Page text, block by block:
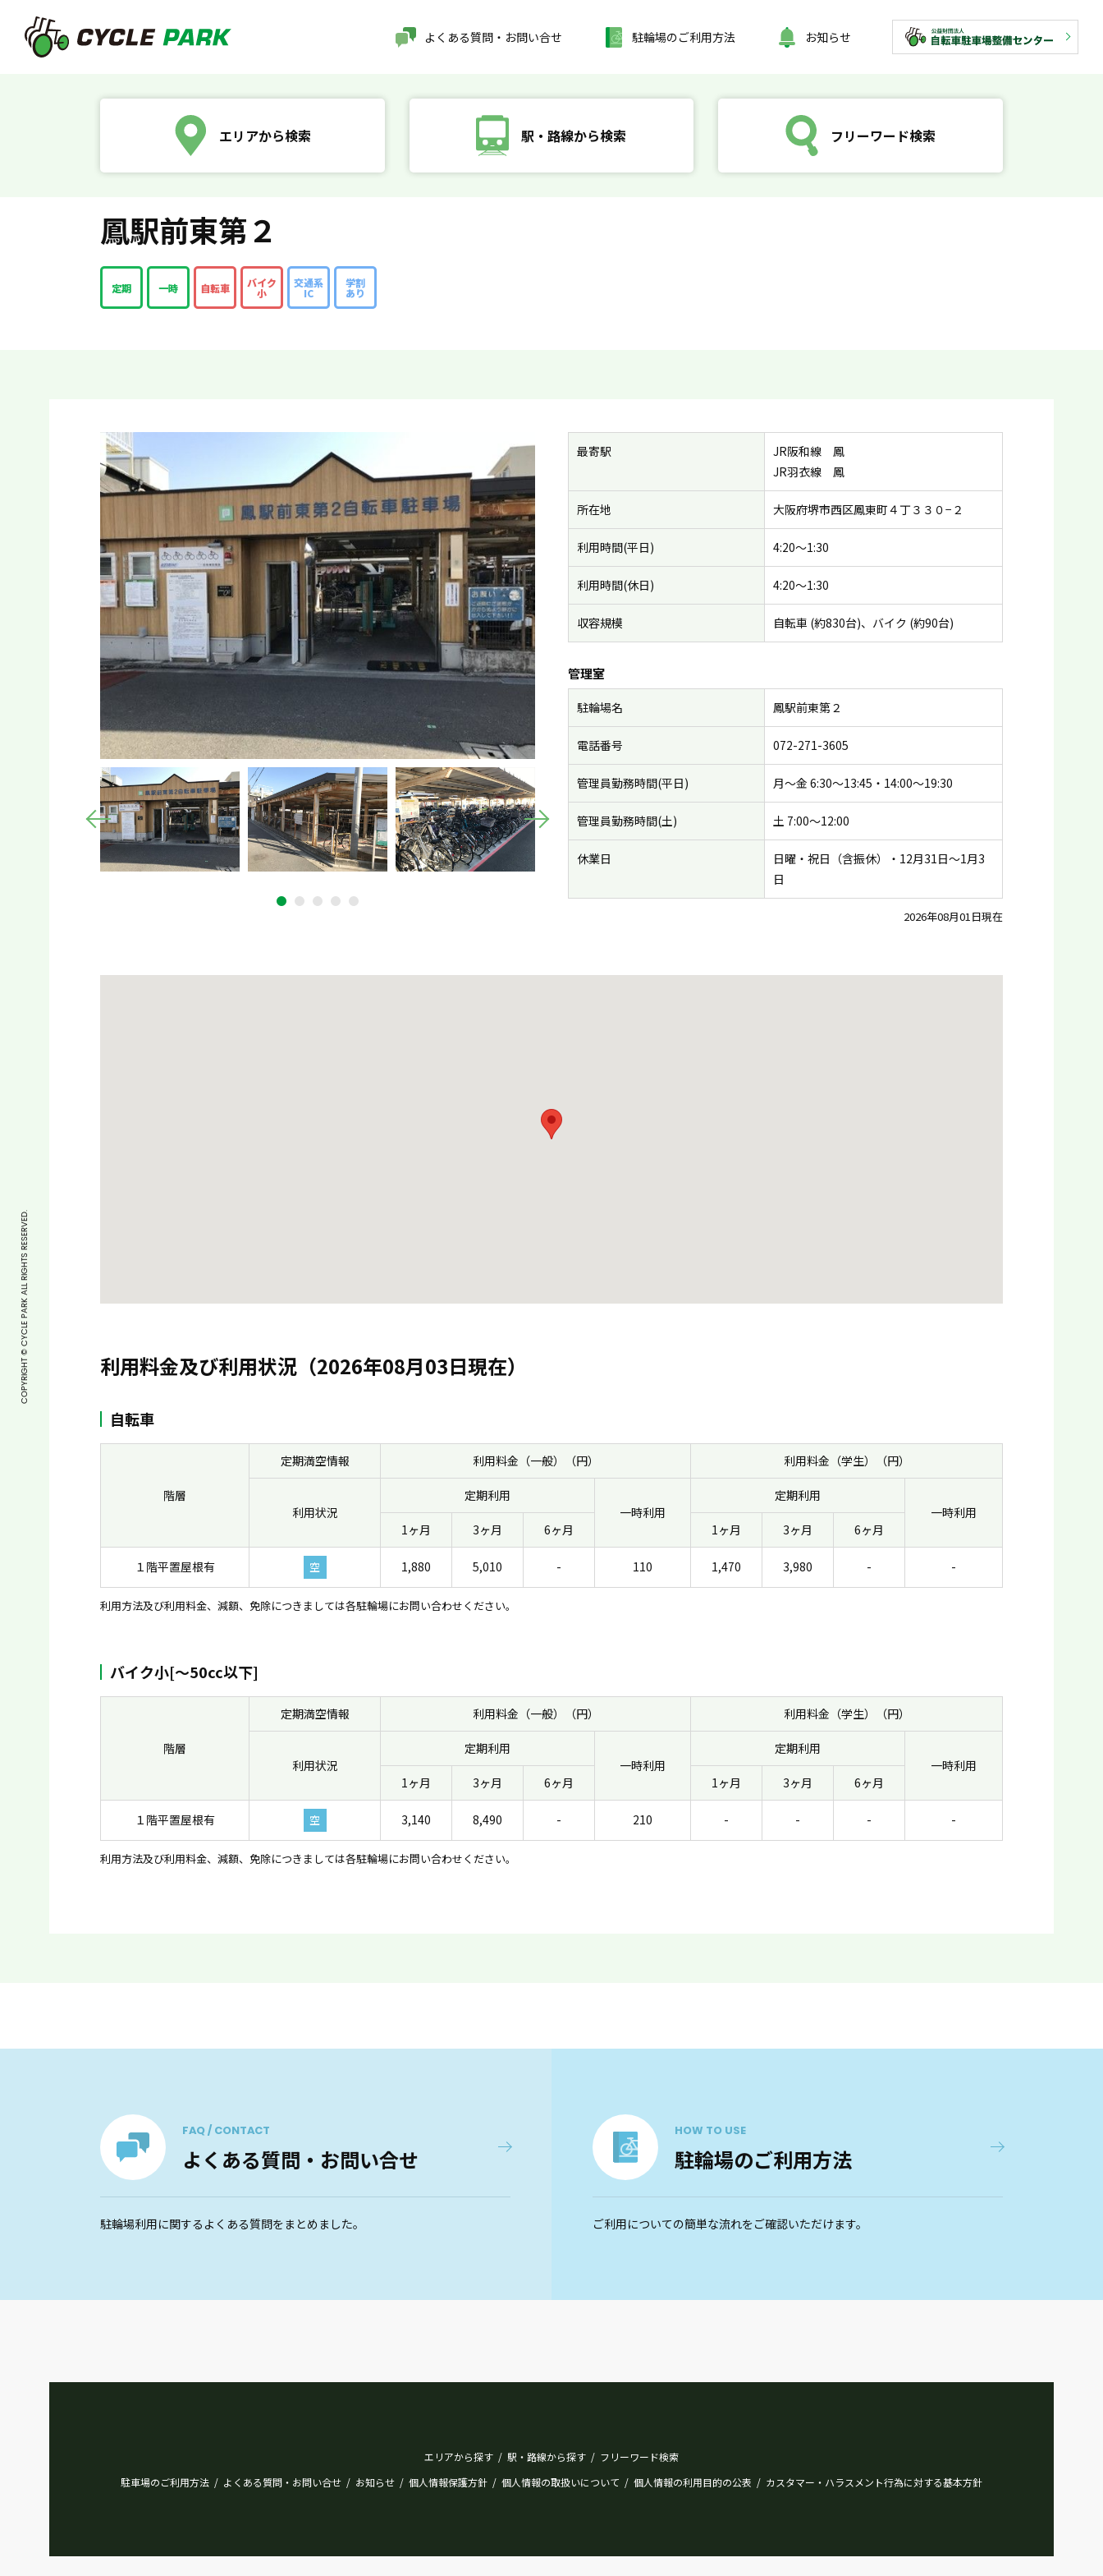
よくある質問・お問い合せ 駐輪場のご利用方法 お知らせ
エリアから検索 駅・路線から検索 フリーワード検索
鳳駅前東第２
定期 一時 自転車 バイク
小
交通系
IC
学割
あり
最寄駅
JR阪和線 鳳
JR羽衣線 鳳
所在地 大阪府堺市西区鳳東町４丁３３０−２
利用時間(平日) 4:20〜1:30
利用時間(休日) 4:20〜1:30
収容規模 自転車 (約830台)、バイク (約90台)
管理室
駐輪場名 鳳駅前東第２
電話番号 072-271-3605
管理員勤務時間(平日) 月〜金 6:30〜13:45・14:00〜19:30
管理員勤務時間(土) 土 7:00〜12:00
休業日
日曜・祝日（含振休）・12月31日〜1月3
日
2026年08月01日現在
利用料金及び利用状況（2026年08月03日現在）
自転車
階層
定期満空情報 利用料金（一般）（円） 利用料金（学生）（円）
利用状況
定期利用
一時利用
定期利用
一時利用
1ヶ月
3ヶ月 6ヶ月 1ヶ月 3ヶ月 6ヶ月
１階平置屋根有 空 1,880 5,010 - 110 1,470 3,980 - -
利用方法及び利用料金、減額、免除につきましては各駐輪場にお問い合わせください。
バイク小[〜50cc以下]
階層
定期満空情報 利用料金（一般）（円） 利用料金（学生）（円）
利用状況
定期利用
一時利用
定期利用
一時利用
1ヶ月
3ヶ月 6ヶ月 1ヶ月 3ヶ月 6ヶ月
１階平置屋根有 空 3,140 8,490 - 210 - - - -
利用方法及び利用料金、減額、免除につきましては各駐輪場にお問い合わせください。
FAQ / CONTACT
よくある質問・お問い合せ
駐輪場利用に関するよくある質問をまとめました。
HOW TO USE
駐輪場のご利用方法
ご利用についての簡単な流れをご確認いただけます。
エリアから探す / 駅・路線から探す / フリーワード検索
駐車場のご利用方法 / よくある質問・お問い合せ / お知らせ / 個人情報保護方針 / 個人情報の取扱いについて / 個人情報の利用目的の公表 / カスタマー・ハラスメント行為に対する基本方針
COPYRIGHT © CYCLE PARK ALL RIGHTS RESERVED.